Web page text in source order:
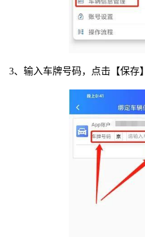
3、输入车牌号码，点击【保存】